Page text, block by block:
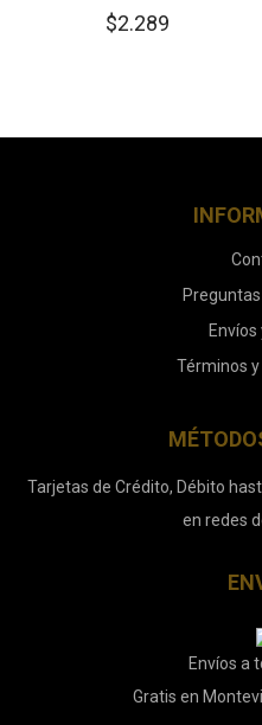
$2.289
Envíos
Términos
Tarjetas de Crédito, Débito
en redes
Envíos a
Gratis en